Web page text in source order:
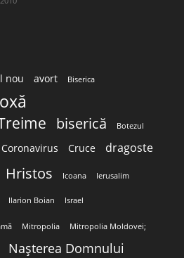
nou avort Biserica
biserică Botezul
Coronavirus Cruce dragoste
Hristos Icoana Ierusalim
Ilarion Boian Israel
Mitropolia Mitropolia Moldovei;
Nașterea Domnului